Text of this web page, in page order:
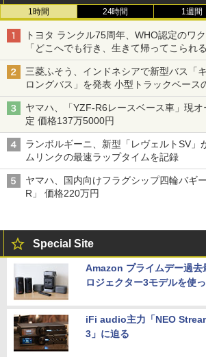
1時間 24時間 1週間
トヨタ ランクル75周年、WHO認定のワ
「どこへでも行き、生きて帰ってこられ
命をつなぐ
三菱ふそう、インドネシアで新型バス「
ロングバス」を発表 小型トラックベース
バス
ヤマハ、「YZF-R6レースベース車」現
定 価格137万5000円
ランボルギーニ、新型「レヴェルトSV」
ムリンクの最速ラップタイムを記録
ヤマハ、国内向けフラグシップ四輪バギ
R」 価格220万円
Special Site
Amazon プライムデー過
ロジェクター3モデルを使
iFi audio主力「NEO
3」に迫る